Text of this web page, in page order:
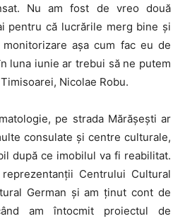
Nu am fost de vreo două
pentru că lucrările merg bine și
așa cum fac eu de
luna iunie ar trebui să ne putem
Nicolae Robu.
pe strada Mărăşeşti ar
consulate şi centre culturale,
după ce imobilul va fi reabilitat.
Centrului Cultural
German și am ținut cont de
am întocmit proiectul de